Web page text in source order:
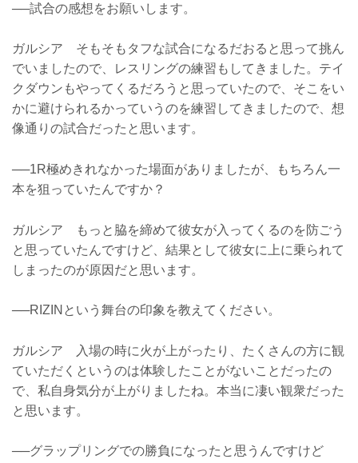
──試合の感想をお願いします。
ガルシア そもそもタフな試合になるだおると思って挑ん
でいましたので、レスリングの練習もしてきました。テイ
クダウンもやってくるだろうと思っていたので、そこをい
かに避けられるかっていうのを練習してきましたので、想
像通りの試合だったと思います。
──1R極めきれなかった場面がありましたが、もちろん一
本を狙っていたんですか？
ガルシア もっと脇を締めて彼女が入ってくるのを防ごう
と思っていたんですけど、結果として彼女に上に乗られて
しまったのが原因だと思います。
──RIZINという舞台の印象を教えてください。
ガルシア 入場の時に火が上がったり、たくさんの方に観
ていただくというのは体験したことがないことだったの
で、私自身気分が上がりましたね。本当に凄い観衆だった
と思います。
──グラップリングでの勝負になったと思うんですけど